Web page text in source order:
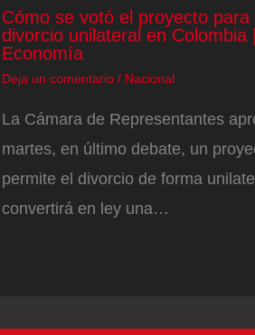
Cómo se votó el proyecto para
divorcio unilateral en Colombia
Economía
Deja un comentario / Nacional
La Cámara de Representantes
martes, en último debate, un
permite el divorcio de forma
convertirá en ley una…